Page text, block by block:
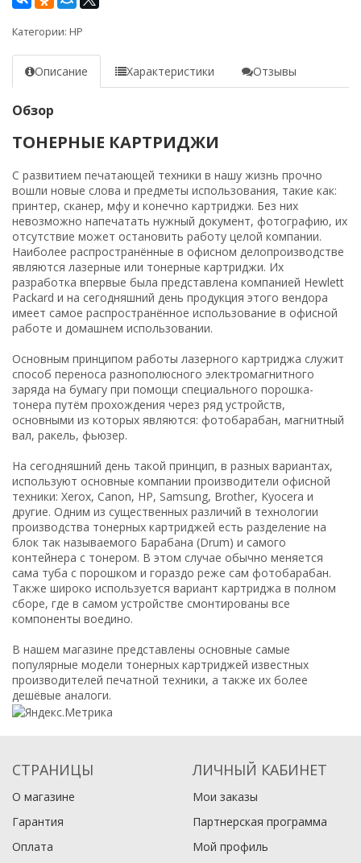
Категории: HP
Описание Характеристики Отзывы
Обзор
ТОНЕРНЫЕ КАРТРИДЖИ
С развитием печатающей техники в нашу жизнь прочно
вошли новые слова и предметы использования, такие как:
принтер, сканер, мфу и конечно картриджи. Без них
невозможно напечатать нужный документ, фотографию, их
отсутствие может остановить работу целой компании.
Наиболее распространённые в офисном делопроизводстве
являются лазерные или тонерные картриджи. Их
разработка впервые была представлена компанией Hewlett
Packard и на сегодняшний день продукция этого вендора
имеет самое распространённое использование в офисной
работе и домашнем использовании.
Основным принципом работы лазерного картриджа служит
способ переноса разнополюсного электромагнитного
заряда на бумагу при помощи специального порошка-
тонера путём прохождения через ряд устройств,
основными из которых являются: фотобарабан, магнитный
вал, ракель, фьюзер.
На сегодняшний день такой принцип, в разных вариантах,
используют основные компании производители офисной
техники: Xerox, Canon, HP, Samsung, Brother, Kyocera и
другие. Одним из существенных различий в технологии
производства тонерных картриджей есть разделение на
блок так называемого Барабана (Drum) и самого
контейнера с тонером. В этом случае обычно меняется
сама туба с порошком и гораздо реже сам фотобарабан.
Также широко используется вариант картриджа в полном
сборе, где в самом устройстве смонтированы все
компоненты воедино.
В нашем магазине представлены основные самые
популярные модели тонерных картриджей известных
производителей печатной техники, а также их более
дешёвые аналоги.
СТРАНИЦЫ
О магазине
Гарантия
Оплата
ЛИЧНЫЙ КАБИНЕТ
Мои заказы
Партнерская программа
Мой профиль